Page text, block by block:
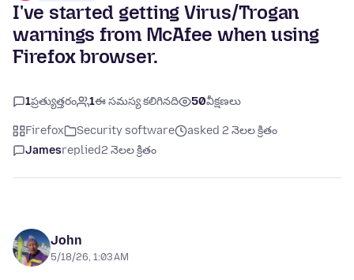
I've started getting Virus/Trogan
warnings from McAfee when using
Firefox browser.
1ప్రత్యుత్తరం 1ఈ సమస్య కలిగినది 50వీక్షణలు
Firefox Security software
asked 2 నెలల క్రితం
Jamesreplied2 నెలల క్రితం
John
5/18/26, 1:03 AM